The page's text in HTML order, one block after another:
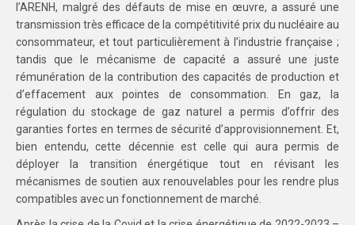
l’ARENH, malgré des défauts de mise en œuvre, a assuré une
transmission très efficace de la compétitivité prix du nucléaire au
consommateur, et tout particulièrement à l’industrie française ;
tandis que le mécanisme de capacité a assuré une juste
rémunération de la contribution des capacités de production et
d’effacement aux pointes de consommation. En gaz, la
régulation du stockage de gaz naturel a permis d’offrir des
garanties fortes en termes de sécurité d’approvisionnement. Et,
bien entendu, cette décennie est celle qui aura permis de
déployer la transition énergétique tout en révisant les
mécanismes de soutien aux renouvelables pour les rendre plus
compatibles avec un fonctionnement de marché.